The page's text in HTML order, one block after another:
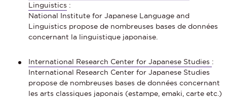
Linguistics :
National Institute for Japanese Language and
Linguistics propose de nombreuses bases de données
concernant la linguistique japonaise.
International Research Center for Japanese Studies :
International Research Center for Japanese Studies
propose de nombreuses bases de données concernant
les arts classiques japonais (estampe, emaki, carte etc.)